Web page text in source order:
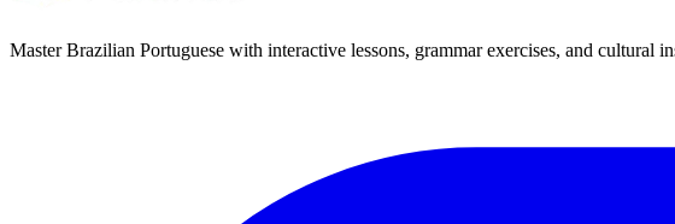
Master Brazilian Portuguese with interactive lessons, grammar exercises, and cultural